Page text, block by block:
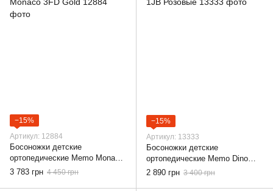
−15%
Артикул: 12884
Босоножки детские
ортопедические Memo Monaco
3FD Gold, 22
3 783 грн 4 450 грн
−15%
Артикул: 13333
Босоножки детские
ортопедические Memo Dino
1JB Розовые, 18
2 890 грн 3 400 грн